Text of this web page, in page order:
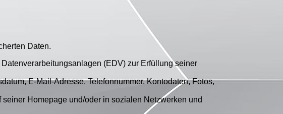
Daten.
(EDV) zur Erfüllung seiner
E-Mail-Adresse, Telefonnummer, Kontodaten, Fotos,
Homepage und/oder in sozialen Netzwerken und